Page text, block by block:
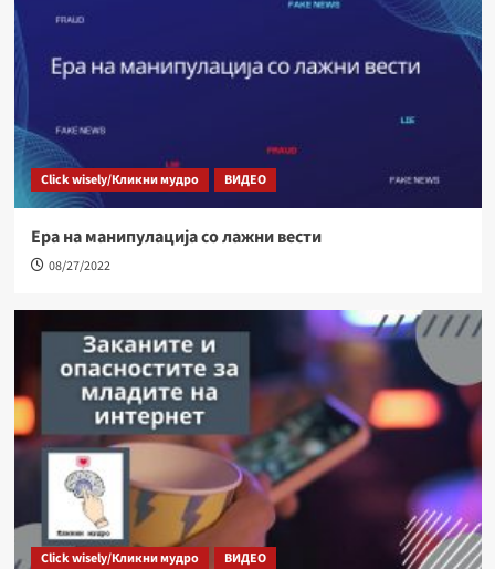
Click wisely/Кликни мудро ВИДЕО
Ера на манипулација со лажни вести
08/27/2022
Click wisely/Кликни мудро ВИДЕО